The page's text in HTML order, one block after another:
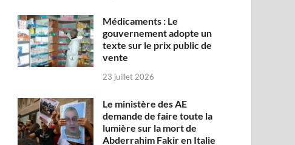
Médicaments : Le
gouvernement adopte un
texte sur le prix public de
vente
23 juillet 2026
Le ministère des AE
demande de faire toute la
lumière sur la mort de
Abderrahim Fakir en Italie